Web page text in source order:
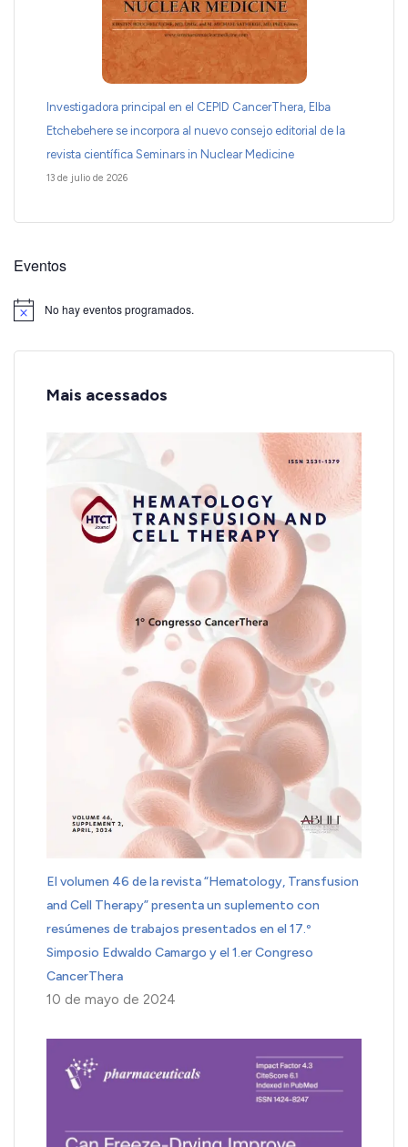
Investigadora principal en el CEPID CancerThera, Elba
Etchebehere se incorpora al nuevo consejo editorial de la
revista científica Seminars in Nuclear Medicine
13 de julio de 2026
Eventos
Aviso No hay eventos programados.
Mais acessados
El volumen 46 de la revista “Hematology, Transfusion
and Cell Therapy” presenta un suplemento con
resúmenes de trabajos presentados en el 17.º
Simposio Edwaldo Camargo y el 1.er Congreso
CancerThera
10 de mayo de 2024